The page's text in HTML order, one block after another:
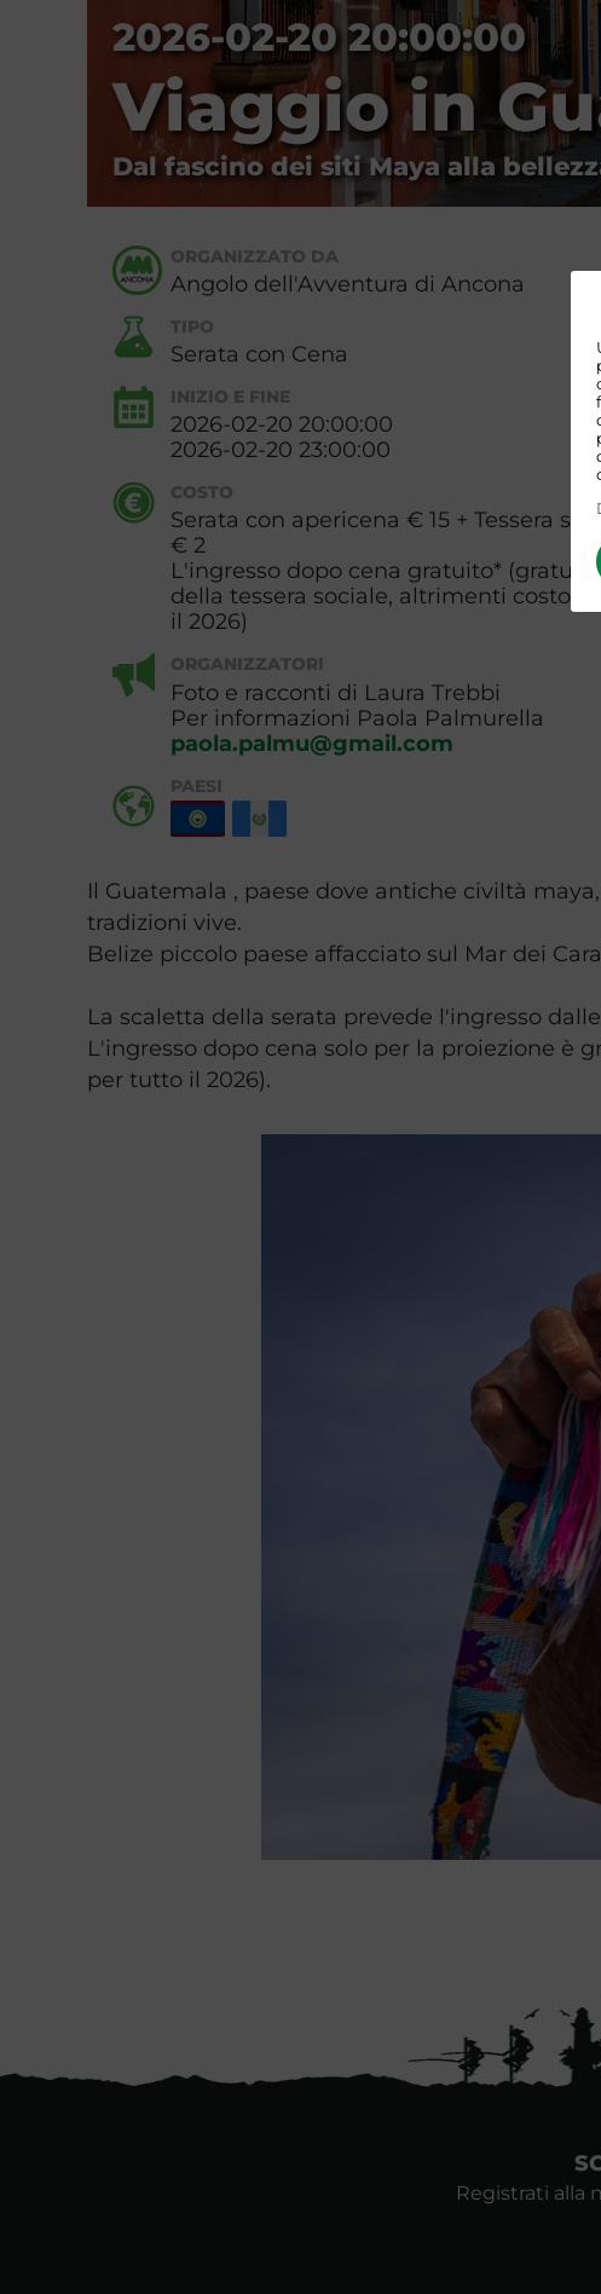
2026-02-20 20:00:00
Viaggio in
Dal fascino dei siti Maya alla
ORGANIZZATO DA
Angolo dell'Avventura di Ancona
TIPO
Serata con Cena
INIZIO E FINE
2026-02-20 20:00:00
2026-02-20 23:00:00
COSTO
Serata con apericena € 15 + Tessera
€ 2
L'ingresso dopo cena gratuito*
della tessera sociale, altrimenti costo
il 2026)
ORGANIZZATORI
Foto e racconti di Laura Trebbi
Per informazioni Paola Palmurella
paola.palmu@gmail.com
PAESI
Il Guatemala , paese dove antiche civiltà
tradizioni vive.
Belize piccolo paese affacciato sul Mar dei
La scaletta della serata prevede l'ingresso
L'ingresso dopo cena solo per la proiezione è
per tutto il 2026).
Registrati alla